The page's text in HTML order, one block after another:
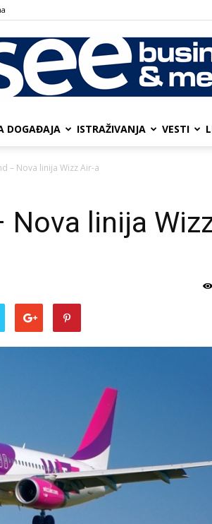
DOGAĐAJA ISTRAŽIVANJA VESTI
– Nova linija Wizz Air-a
linija